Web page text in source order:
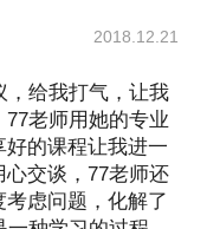
2018.12.21
，给我打气，让我
老师用她的专业
的课程让我进一
交谈，77老师还
虑问题，化解了